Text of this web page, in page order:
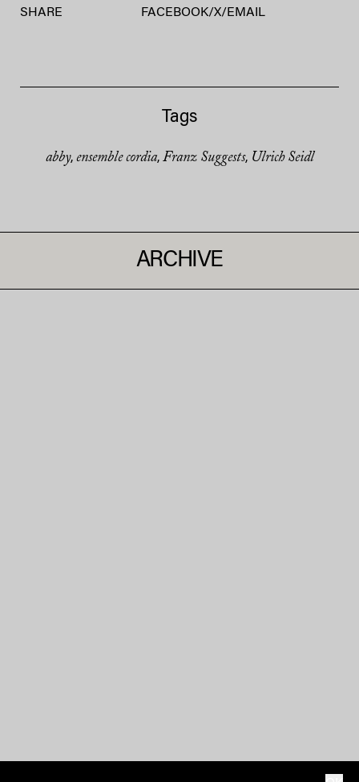
SHARE FACEBOOK/X/ EMAIL
Tags
abby, ensemble cordia, Franz Suggests, Ulrich Seidl
ARCHIVE